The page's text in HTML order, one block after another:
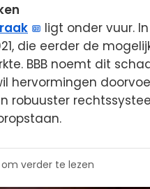
ligt onder vuur.
die eerder de
BBB noemt dit
hervormingen
robuuster
om verder te lezen